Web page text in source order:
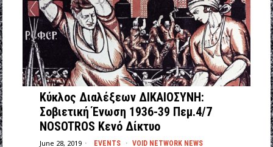
Κύκλος Διαλέξεων ΔΙΚΑΙΟΣΥΝΗ:
Σοβιετική Ένωση 1936-39 Πεμ.4/7
NOSOTROS Κενό Δίκτυο
June 28, 2019 EVENTS · VOID NETWORK NEWS